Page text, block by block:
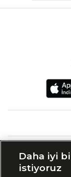
Daha iyi
istiyoruz